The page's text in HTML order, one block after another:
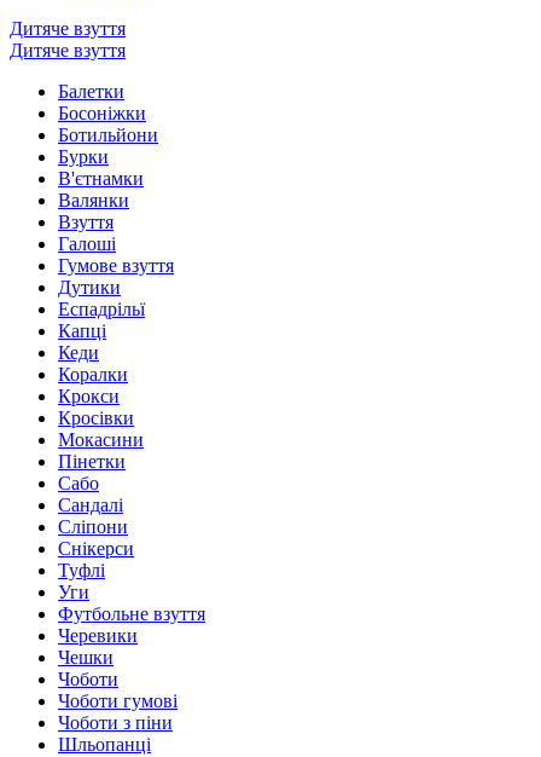
Дитяче взуття
Дитяче взуття
Балетки
Босоніжки
Ботильйони
Бурки
В'єтнамки
Валянки
Взуття
Галоші
Гумове взуття
Дутики
Еспадрільї
Капці
Кеди
Коралки
Крокси
Кросівки
Мокасини
Пінетки
Сабо
Сандалі
Сліпони
Снікерси
Туфлі
Уги
Футбольне взуття
Черевики
Чешки
Чоботи
Чоботи гумові
Чоботи з піни
Шльопанці